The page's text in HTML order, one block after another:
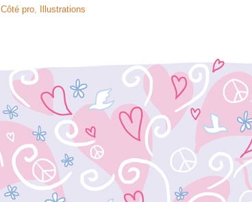
Côté pro, Illustrations